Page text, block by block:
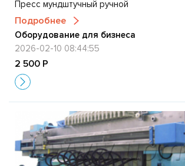
Пресс мундштучный ручной
Подробнее
Оборудование для бизнеса
2026-02-10 08:44:55
2 500 Р